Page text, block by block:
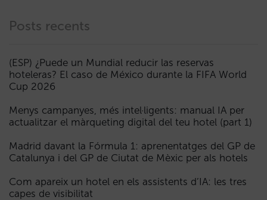
Posts recents
(ESP) ¿Puede un Mundial reducir las reservas
hoteleras? El caso de México durante la FIFA World
Cup 2026
Menys campanyes, més intel·ligents: manual IA per
actualitzar el màrqueting digital del teu hotel (part 1)
Madrid davant la Fórmula 1: aprenentatges del GP de
Catalunya i del GP de Ciutat de Mèxic per als hotels
Com apareix un hotel en els assistents d’IA: les tres
capes de visibilitat